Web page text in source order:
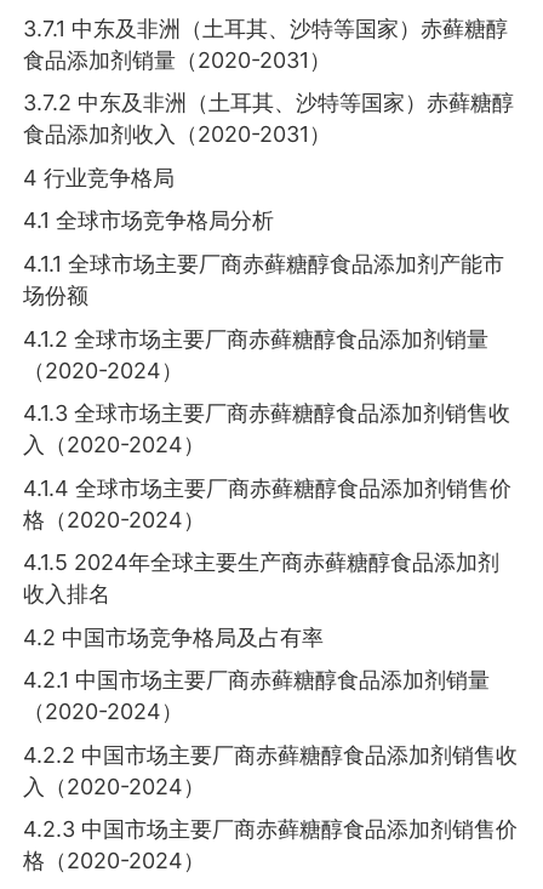
3.7.1 中东及非洲（土耳其、沙特等国家）赤藓糖醇
食品添加剂销量（2020-2031）
3.7.2 中东及非洲（土耳其、沙特等国家）赤藓糖醇
食品添加剂收入（2020-2031）
4 行业竞争格局
4.1 全球市场竞争格局分析
4.1.1 全球市场主要厂商赤藓糖醇食品添加剂产能市
场份额
4.1.2 全球市场主要厂商赤藓糖醇食品添加剂销量
（2020-2024）
4.1.3 全球市场主要厂商赤藓糖醇食品添加剂销售收
入（2020-2024）
4.1.4 全球市场主要厂商赤藓糖醇食品添加剂销售价
格（2020-2024）
4.1.5 2024年全球主要生产商赤藓糖醇食品添加剂
收入排名
4.2 中国市场竞争格局及占有率
4.2.1 中国市场主要厂商赤藓糖醇食品添加剂销量
（2020-2024）
4.2.2 中国市场主要厂商赤藓糖醇食品添加剂销售收
入（2020-2024）
4.2.3 中国市场主要厂商赤藓糖醇食品添加剂销售价
格（2020-2024）